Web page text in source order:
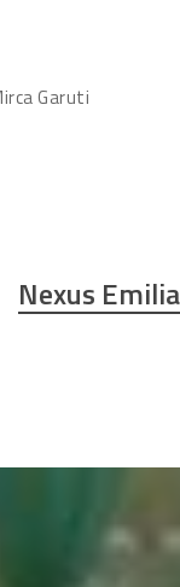
Garuti
Nexus